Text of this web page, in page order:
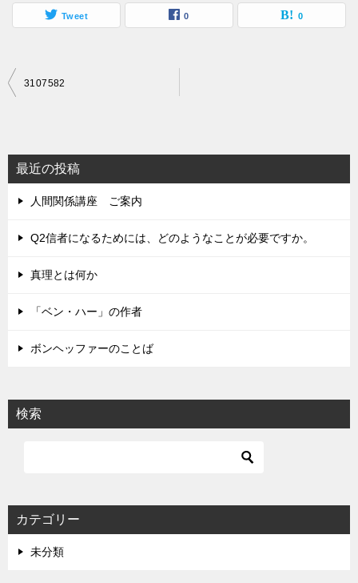
Tweet 0 0
投
ビ
ゲ
ー
シ
3107582
最近の投稿
人間関係講座 ご案内
Q2信者になるためには、どのようなことが必要ですか。
真理とは何か
「ベン・ハー」の作者
ボンヘッファーのことば
検索
カテゴリー
未分類